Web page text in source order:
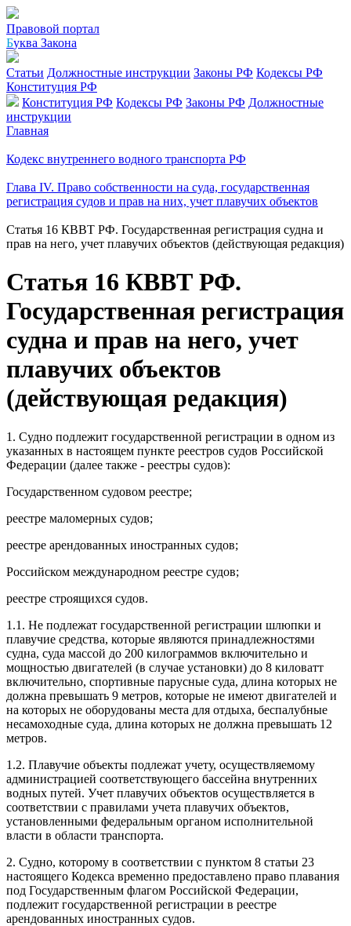
Правовой портал
Буква Закона
Статьи Должностные инструкции Законы РФ Кодексы РФ
Конституция РФ
Конституция РФ Кодексы РФ Законы РФ Должностные
инструкции
Главная
Кодекс внутреннего водного транспорта РФ
Глава IV. Право собственности на суда, государственная
регистрация судов и прав на них, учет плавучих объектов
Статья 16 КВВТ РФ. Государственная регистрация судна и
прав на него, учет плавучих объектов (действующая редакция)
Статья 16 КВВТ РФ.
Государственная регистрация
судна и прав на него, учет
плавучих объектов
(действующая редакция)
1. Судно подлежит государственной регистрации в одном из
указанных в настоящем пункте реестров судов Российской
Федерации (далее также - реестры судов):
Государственном судовом реестре;
реестре маломерных судов;
реестре арендованных иностранных судов;
Российском международном реестре судов;
реестре строящихся судов.
1.1. Не подлежат государственной регистрации шлюпки и
плавучие средства, которые являются принадлежностями
судна, суда массой до 200 килограммов включительно и
мощностью двигателей (в случае установки) до 8 киловатт
включительно, спортивные парусные суда, длина которых не
должна превышать 9 метров, которые не имеют двигателей и
на которых не оборудованы места для отдыха, беспалубные
несамоходные суда, длина которых не должна превышать 12
метров.
1.2. Плавучие объекты подлежат учету, осуществляемому
администрацией соответствующего бассейна внутренних
водных путей. Учет плавучих объектов осуществляется в
соответствии с правилами учета плавучих объектов,
установленными федеральным органом исполнительной
власти в области транспорта.
2. Судно, которому в соответствии с пунктом 8 статьи 23
настоящего Кодекса временно предоставлено право плавания
под Государственным флагом Российской Федерации,
подлежит государственной регистрации в реестре
арендованных иностранных судов.